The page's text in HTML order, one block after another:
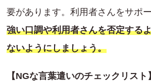
要があります。利用者さんをサポ
強い口調や利用者さんを否定する
ないようにしましょう。
【NGな言葉遣いのチェックリスト】